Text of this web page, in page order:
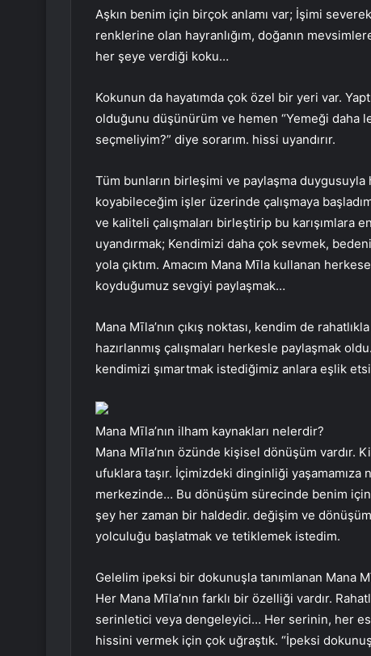
Aşkın benim için birçok anlamı var; İşimi
renklerine olan hayranlığım, doğanın
her şeye verdiği koku…
Kokunun da hayatımda çok özel bir yeri var.
olduğunu düşünürüm ve hemen “Yemeği daha
seçmeliyim?” diye sorarım. hissi uyandırır.
Tüm bunların birleşimi ve paylaşma
koyabileceğim işler üzerinde çalışmaya
ve kaliteli çalışmaları birleştirip bu
uyandırmak; Kendimizi daha çok sevmek,
yola çıktım. Amacım Mana Mīla kullanan
koyduğumuz sevgiyi paylaşmak…
Mana Mīla’nın çıkış noktası, kendim de
hazırlanmış çalışmaları herkesle paylaşmak
kendimizi şımartmak istediğimiz anlara eşlik
Mana Mīla’nın ilham kaynakları nelerdir?
Mana Mīla’nın özünde kişisel dönüşüm vardır.
ufuklara taşır. İçimizdeki dinginliği
merkezinde… Bu dönüşüm sürecinde benim
şey her zaman bir haldedir. değişim ve
yolculuğu başlatmak ve tetiklemek istedim.
Gelelim ipeksi bir dokunuşla tanımlanan Mana
Her Mana Mīla’nın farklı bir özelliği vardır.
serinletici veya dengeleyici… Her serinin, her
hissini vermek için çok uğraştık. “İpeksi